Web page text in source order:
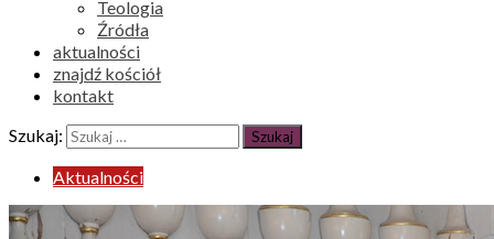
Teologia
Źródła
aktualności
znajdź kościół
kontakt
Szukaj:
Aktualności